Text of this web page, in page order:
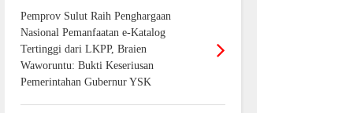
Pemprov Sulut Raih Penghargaan
Nasional Pemanfaatan e-Katalog
Tertinggi dari LKPP, Braien
Waworuntu: Bukti Keseriusan
Pemerintahan Gubernur YSK